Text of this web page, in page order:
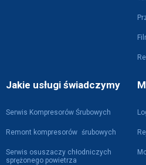
Jakie usługi świadczymy
Serwis Kompresorów Śrubowych
Remont kompresorów śrubowych
Serwis osuszaczy chłodniczych
sprężonego powietrza